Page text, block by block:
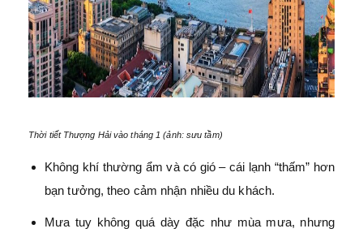
Thời tiết Thượng Hải vào tháng 1 (ảnh: sưu tầm)
Không khí thường ẩm và có gió – cái lạnh “thấm” hơn
bạn tưởng, theo cảm nhận nhiều du khách.
Mưa tuy không quá dày đặc như mùa mưa, nhưng